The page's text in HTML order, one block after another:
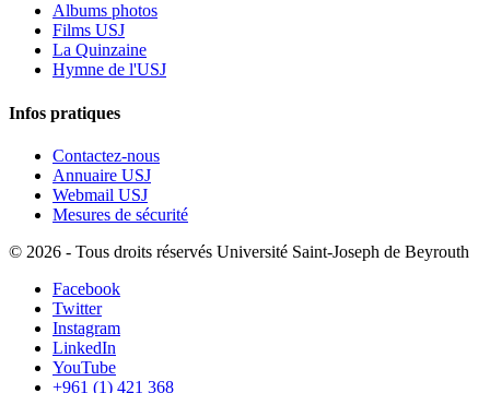
Albums photos
Films USJ
La Quinzaine
Hymne de l'USJ
Infos pratiques
Contactez-nous
Annuaire USJ
Webmail USJ
Mesures de sécurité
© 2026 - Tous droits réservés Université Saint-Joseph de Beyrouth
Facebook
Twitter
Instagram
LinkedIn
YouTube
+961 (1) 421 368